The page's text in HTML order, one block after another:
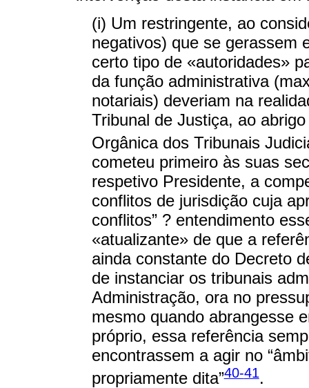
(i) Um restringente, ao
negativos) que se gerassem
certo tipo de «autoridades»
da função administrativa
notariais) deveriam na
Tribunal de Justiça, ao
Orgânica dos Tribunais
cometeu primeiro às suas
respetivo Presidente, a
conflitos de jurisdição cuja
conflitos” ? entendimento
«atualizante» de que a
ainda constante do Decreto
de instanciar os tribunais
Administração, ora no
mesmo quando abrangesse
próprio, essa referência
encontrassem a agir no
propriamente dita”40-41.